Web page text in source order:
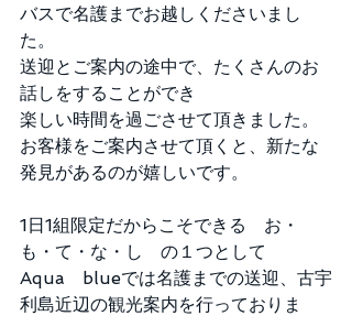
バスで名護までお越しくださいまし
た。
送迎とご案内の途中で、たくさんのお
話しをすることができ
楽しい時間を過ごさせて頂きました。
お客様をご案内させて頂くと、新たな
発見があるのが嬉しいです。
1日1組限定だからこそできる　お・
も・て・な・し　の１つとして
Aqua　blueでは名護までの送迎、古宇
利島近辺の観光案内を行っておりま